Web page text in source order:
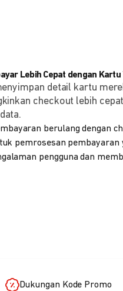
Lebih Cepat dengan
detail kartu
checkout lebih
berulang dengan
pemrosesan pembayaran
pengguna dan
Dukungan Kode Promo